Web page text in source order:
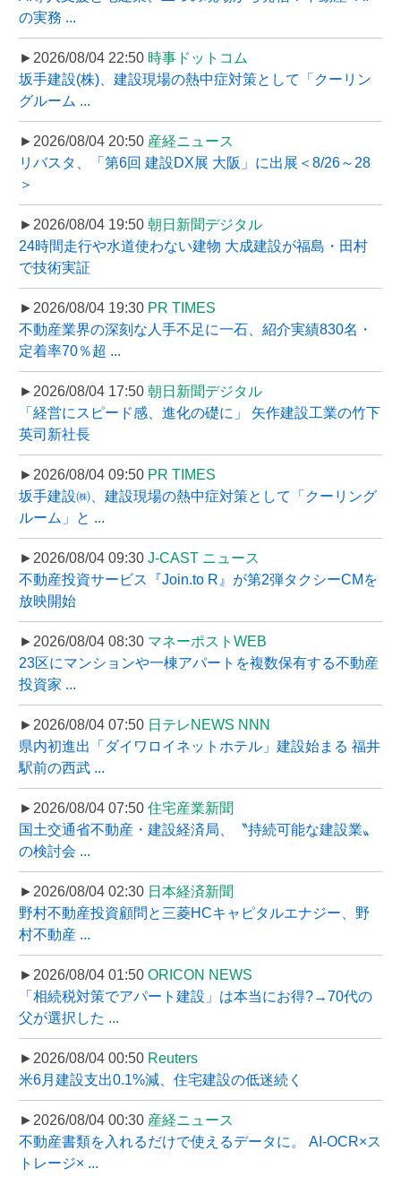
の実務 ...
►2026/08/04 22:50 時事ドットコム
坂手建設(株)、建設現場の熱中症対策として「クーリン
グルーム ...
►2026/08/04 20:50 産経ニュース
リバスタ、「第6回 建設DX展 大阪」に出展＜8/26～28
＞
►2026/08/04 19:50 朝日新聞デジタル
24時間走行や水道使わない建物 大成建設が福島・田村
で技術実証
►2026/08/04 19:30 PR TIMES
不動産業界の深刻な人手不足に一石、紹介実績830名・
定着率70％超 ...
►2026/08/04 17:50 朝日新聞デジタル
「経営にスピード感、進化の礎に」 矢作建設工業の竹下
英司新社長
►2026/08/04 09:50 PR TIMES
坂手建設㈱、建設現場の熱中症対策として「クーリング
ルーム」と ...
►2026/08/04 09:30 J-CAST ニュース
不動産投資サービス『Join.to R』が第2弾タクシーCMを
放映開始
►2026/08/04 08:30 マネーポストWEB
23区にマンションや一棟アパートを複数保有する不動産
投資家 ...
►2026/08/04 07:50 日テレNEWS NNN
県内初進出「ダイワロイネットホテル」建設始まる 福井
駅前の西武 ...
►2026/08/04 07:50 住宅産業新聞
国土交通省不動産・建設経済局、〝持続可能な建設業〟
の検討会 ...
►2026/08/04 02:30 日本経済新聞
野村不動産投資顧問と三菱HCキャピタルエナジー、野
村不動産 ...
►2026/08/04 01:50 ORICON NEWS
「相続税対策でアパート建設」は本当にお得?→70代の
父が選択した ...
►2026/08/04 00:50 Reuters
米6月建設支出0.1%減、住宅建設の低迷続く
►2026/08/04 00:30 産経ニュース
不動産書類を入れるだけで使えるデータに。 AI-OCR×ス
トレージ× ...